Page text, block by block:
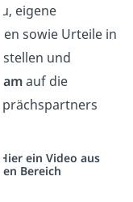
eigene
sowie Urteile in
stellen und
auf die
ein Video aus
Bereich